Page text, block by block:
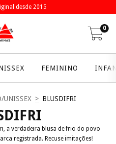
desde 2015
0
FEMININO
UNISSEX > BLUSDIFRI
a verdadeira blusa de frio do povo
registrada. Recuse imitações!